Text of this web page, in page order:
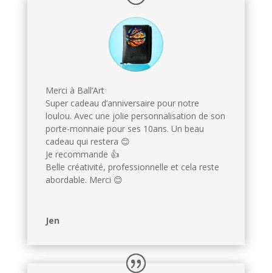
Merci à Ball’Art
Super cadeau d’anniversaire pour notre
loulou. Avec une jolie personnalisation de son
porte-monnaie pour ses 10ans. Un beau
cadeau qui restera 😊
Je recommande 👍
Belle créativité, professionnelle et cela reste
abordable. Merci 😊
Jen